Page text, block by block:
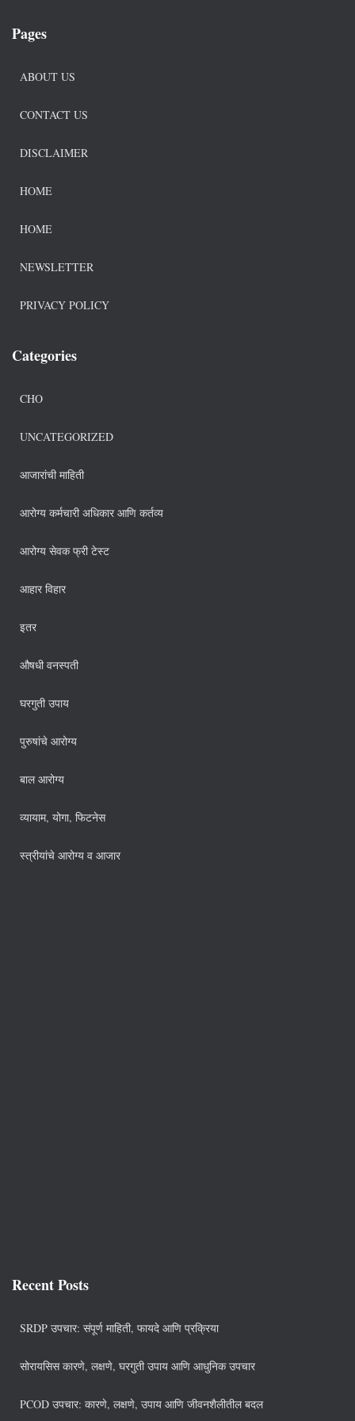
Pages
ABOUT US
CONTACT US
DISCLAIMER
HOME
HOME
NEWSLETTER
PRIVACY POLICY
Categories
CHO
UNCATEGORIZED
आजारांची माहिती
आरोग्य कर्मचारी अधिकार आणि कर्तव्य
आरोग्य सेवक फ्री टेस्ट
आहार विहार
इतर
औषधी वनस्पती
घरगुती उपाय
पुरुषांचे आरोग्य
बाल आरोग्य
व्यायाम, योगा, फिटनेस
स्त्रीयांचे आरोग्य व आजार
Recent Posts
SRDP उपचार: संपूर्ण माहिती, फायदे आणि प्रक्रिया
सोरायसिस कारणे, लक्षणे, घरगुती उपाय आणि आधुनिक उपचार
PCOD उपचार: कारणे, लक्षणे, उपाय आणि जीवनशैलीतील बदल